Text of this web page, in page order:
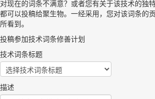
对现在的词条不满意？或者您有关于该技术的独
都可以投稿给聚生物。一经采用，您对该词条的
所看到。
投稿参加技术词条修善计划
技术词条标题
描述